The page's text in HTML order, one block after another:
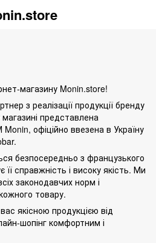
магазину Monin.store!
з реалізації продукції бренду
представлена
офіційно ввезена в Україну
безпосередньо з французького
справжність і високу якість. Ми
законодавчих норм і
товару.
якісною продукцією від
шопінг комфортним і